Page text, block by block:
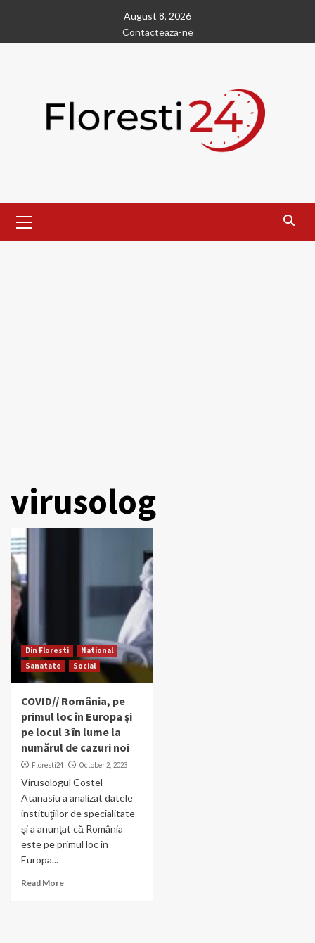
content
August 8, 2026
Contacteaza-ne
Menu
virusolog
Din Floresti
National
Sanatate
Social
COVID// România, pe
primul loc în Europa și
pe locul 3 în lume la
numărul de cazuri noi
Floresti24 October 2, 2023
Virusologul Costel
Atanasiu a analizat datele
instituţiilor de specialitate
şi a anunţat că România
este pe primul loc în
Europa...
Read More